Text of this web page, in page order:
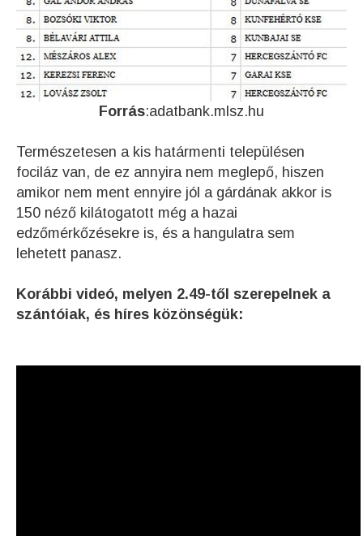
Forrás:adatbank.mlsz.hu
Természetesen a kis határmenti településen
fociláz van, de ez annyira nem meglepő, hiszen
amikor nem ment ennyire jól a gárdának akkor is
150 néző kilátogatott még a hazai
edzőmérkőzésekre is, és a hangulatra sem
lehetett panasz.
Korábbi videó, melyen 2.49-től szerepelnek a
szántóiak, és híres közönségük: